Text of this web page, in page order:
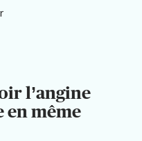
l’angine
en même